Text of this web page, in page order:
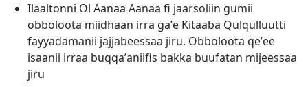
Ilaaltonni Ol Aanaa Aanaa fi jaarsoliin gumii
obboloota miidhaan irra gaʼe Kitaaba Qulqulluutti
fayyadamanii jajjabeessaa jiru. Obboloota qeʼee
isaanii irraa buqqaʼaniifis bakka buufatan mijeessaa
jiru